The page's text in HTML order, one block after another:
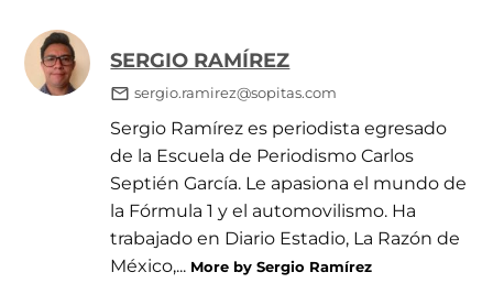
SERGIO RAMÍREZ
sergio.ramirez@sopitas.com
Sergio Ramírez es periodista egresado
de la Escuela de Periodismo Carlos
Septién García. Le apasiona el mundo de
la Fórmula 1 y el automovilismo. Ha
trabajado en Diario Estadio, La Razón de
México,... More by Sergio Ramírez